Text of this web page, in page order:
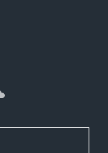
SoundCloud